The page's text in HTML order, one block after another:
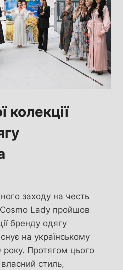
колекції
заходу на честь
Lady пройшов
бренду одягу
на українському
Протягом цього
стиль,